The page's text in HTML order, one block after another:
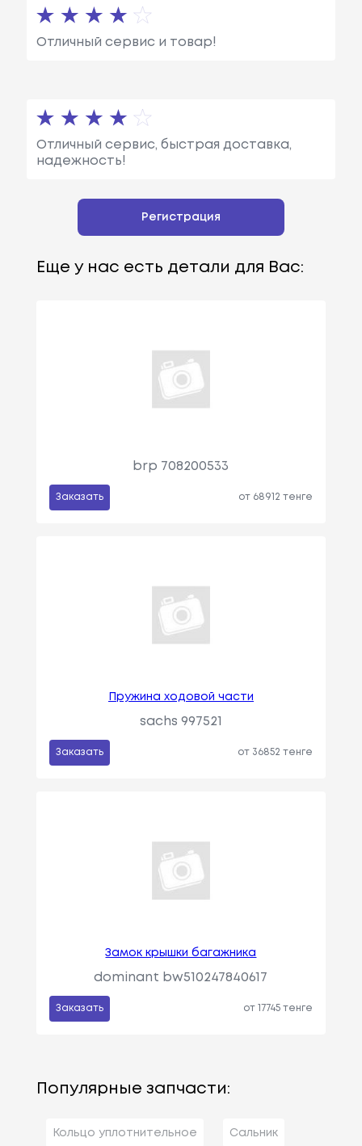
Отличный сервис и товар!
Отличный сервис, быстрая доставка,
надежность!
Регистрация
Еще у нас есть детали для Вас:
brp 708200533
Заказать от 68912 тенге
Пружина ходовой части
sachs 997521
Заказать от 36852 тенге
Замок крышки багажника
dominant bw510247840617
Заказать от 17745 тенге
Популярные запчасти:
Кольцо уплотнительное Сальник